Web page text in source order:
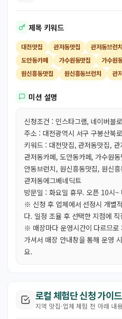
제목 키워드
대전맛집 관저동맛집 관저동브런치
도안동카페
가수원동맛집 가수원
원신흥동맛집
원신흥동브런치 관
미션 설명
신청조건 : 인스타그램, 네이버블
주소 : 대전광역시 서구 구봉산북
키워드 : 대전맛집, 관저동맛집,
관저동카페, 도안동카페, 가수원
안동브런치, 원신흥동맛집, 원신
관저동에그베네딕트
방문일 : 화요일 휴무. 오픈 10시~
※ 신청 후 업체에서 선정시 개별
다. 일정 조율 후 선택한 지점에
※ 매장마다 운영시간이 다르므로
가셔서 매장 안내창을 통해 운영
요.
로컬 체험단 신청 가이드
지역 맛집·업체 체험 전 아래 내